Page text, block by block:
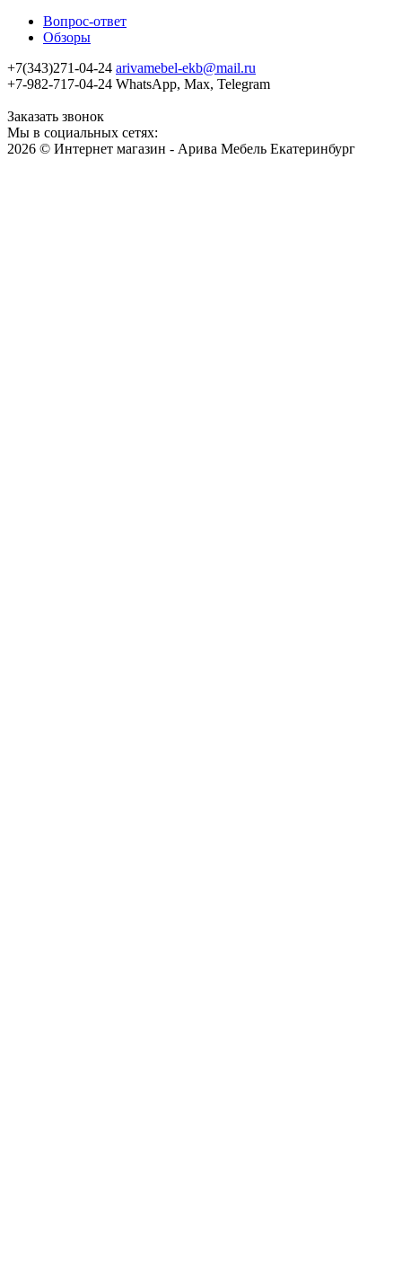
Вопрос-ответ
Обзоры
+7(343)271-04-24 arivamebel-ekb@mail.ru
+7-982-717-04-24 WhatsApp, Max, Telegram
Заказать звонок
Мы в социальных сетях:
2026 © Интернет магазин - Арива Мебель Екатеринбург